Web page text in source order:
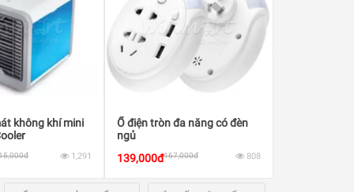
không khí mini
1,291
Ổ điện tròn đa năng có đèn
ngủ
139,000đ167,000đ 808